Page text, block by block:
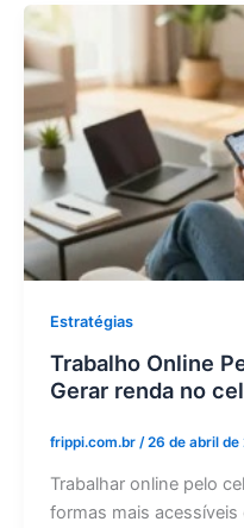
Estratégias
Trabalho Online
Gerar renda no
frippi.com.br /26 de abril de
Trabalhar online pelo
formas mais